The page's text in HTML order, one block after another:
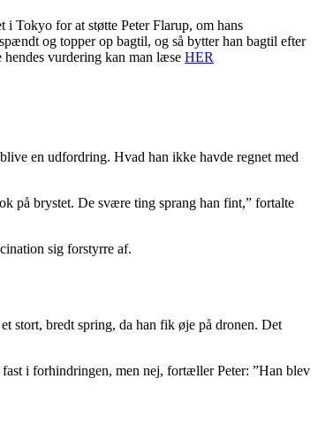
i Tokyo for at støtte Peter Flarup, om hans
og topper op bagtil, og så bytter han bagtil efter
vurdering kan man læse HER
en udfordring. Hvad han ikke havde regnet med
på brystet. De svære ting sprang han fint,” fortalte
sig forstyrre af.
stort, bredt spring, da han fik øje på dronen. Det
i forhindringen, men nej, fortæller Peter: ”Han blev